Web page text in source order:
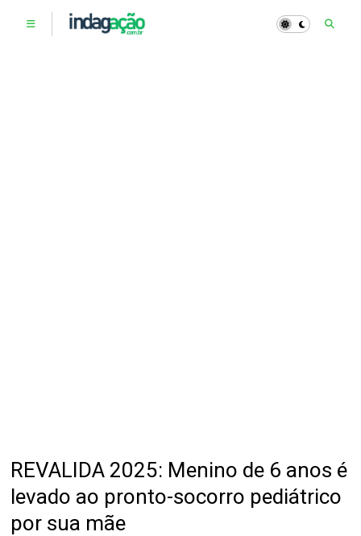
REVALIDA 2025: Menino de 6 anos é
levado ao pronto-socorro pediátrico
por sua mãe